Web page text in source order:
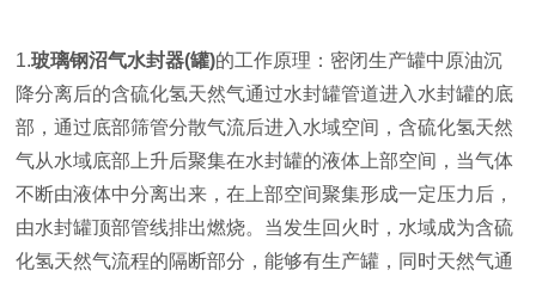
1.玻璃钢沼气水封器(罐)的工作原理：密闭生产罐中原油沉
降分离后的含硫化氢天然气通过水封罐管道进入水封罐的底
部，通过底部筛管分散气流后进入水域空间，含硫化氢天然
气从水域底部上升后聚集在水封罐的液体上部空间，当气体
不断由液体中分离出来，在上部空间聚集形成一定压力后，
由水封罐顶部管线排出燃烧。当发生回火时，水域成为含硫
化氢天然气流程的隔断部分，能够有生产罐，同时天然气通